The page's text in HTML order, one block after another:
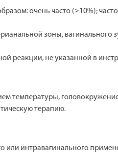
очень часто (≥10%);
зоны, вагинального
реакции, не указанной в
температуры,
терапию.
интравагинального